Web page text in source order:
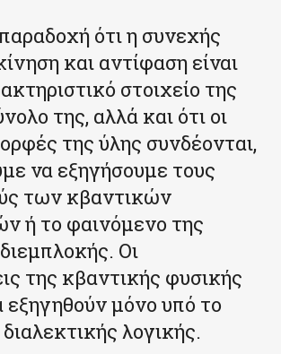
ότι η συνεχής
και αντίφαση είναι
στοιχείο της
της, αλλά και ότι οι
της ύλης συνδέονται,
να εξηγήσουμε τους
των κβαντικών
ή το φαινόμενο της
Οι
της κβαντικής φυσικής
μόνο υπό το
λογικής.